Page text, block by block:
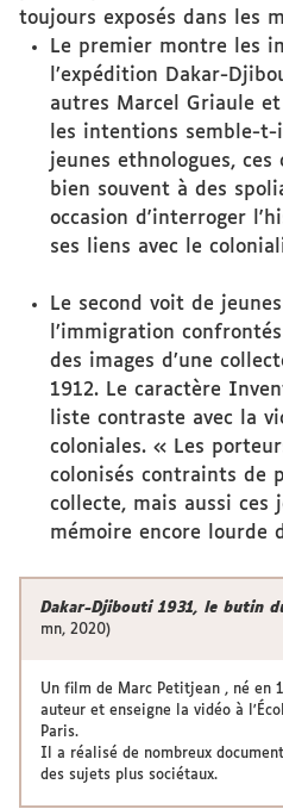
toujours exposés dans les
Le premier montre les
l’expédition Dakar-
autres Marcel Griaule
les intentions semble-
jeunes ethnologues, ces
bien souvent à des
occasion d'interroger
ses liens avec le
Le second voit de
l’immigration
des images d’une
1912. Le caractère
liste contraste avec la
coloniales. « Les
colonisés contraints de
collecte, mais aussi ces
mémoire encore lourde
Dakar-Djibouti 1931, le butin
mn, 2020)
Un film de Marc Petitjean , né en
auteur et enseigne la vidéo à
Paris.
Il a réalisé de nombreux
des sujets plus sociétaux.